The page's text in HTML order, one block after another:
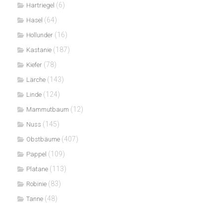
Hartriegel (6)
Hasel (64)
Hollunder (16)
Kastanie (187)
Kiefer (78)
Lärche (143)
Linde (124)
Mammutbaum (12)
Nuss (145)
Obstbäume (407)
Pappel (109)
Platane (113)
Robinie (83)
Tanne (48)